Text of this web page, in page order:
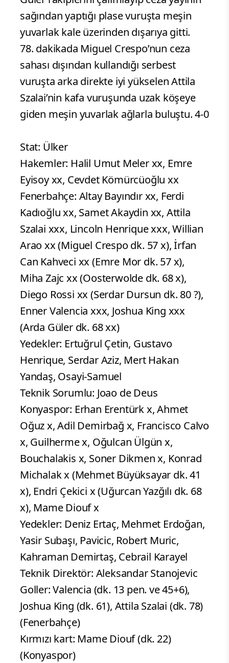
sağından yaptığı plase vuruşta meşin
yuvarlak kale üzerinden dışarıya gitti.
78. dakikada Miguel Crespo’nun ceza
sahası dışından kullandığı serbest
vuruşta arka direkte iyi yükselen Attila
Szalai’nin kafa vuruşunda uzak köşeye
giden meşin yuvarlak ağlarla buluştu. 4-0
Stat: Ülker
Hakemler: Halil Umut Meler xx, Emre
Eyisoy xx, Cevdet Kömürcüoğlu xx
Fenerbahçe: Altay Bayındır xx, Ferdi
Kadıoğlu xx, Samet Akaydin xx, Attila
Szalai xxx, Lincoln Henrique xxx, Willian
Arao xx (Miguel Crespo dk. 57 x), İrfan
Can Kahveci xx (Emre Mor dk. 57 x),
Miha Zajc xx (Oosterwolde dk. 68 x),
Diego Rossi xx (Serdar Dursun dk. 80 ?),
Enner Valencia xxx, Joshua King xxx
(Arda Güler dk. 68 xx)
Yedekler: Ertuğrul Çetin, Gustavo
Henrique, Serdar Aziz, Mert Hakan
Yandaş, Osayi-Samuel
Teknik Sorumlu: Joao de Deus
Konyaspor: Erhan Erentürk x, Ahmet
Oğuz x, Adil Demirbağ x, Francisco Calvo
x, Guilherme x, Oğulcan Ülgün x,
Bouchalakis x, Soner Dikmen x, Konrad
Michalak x (Mehmet Büyüksayar dk. 41
x), Endri Çekici x (Uğurcan Yazğılı dk. 68
x), Mame Diouf x
Yedekler: Deniz Ertaç, Mehmet Erdoğan,
Yasir Subaşı, Pavicic, Robert Muric,
Kahraman Demirtaş, Cebrail Karayel
Teknik Direktör: Aleksandar Stanojevic
Goller: Valencia (dk. 13 pen. ve 45+6),
Joshua King (dk. 61), Attila Szalai (dk. 78)
(Fenerbahçe)
Kırmızı kart: Mame Diouf (dk. 22)
(Konyaspor)